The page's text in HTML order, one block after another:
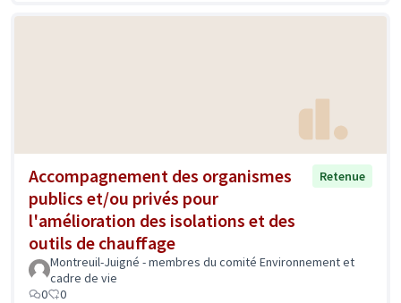
Accompagnement des organismes
publics et/ou privés pour
l'amélioration des isolations et des
outils de chauffage
Retenue
Montreuil-Juigné - membres du comité Environnement et
cadre de vie
0
0